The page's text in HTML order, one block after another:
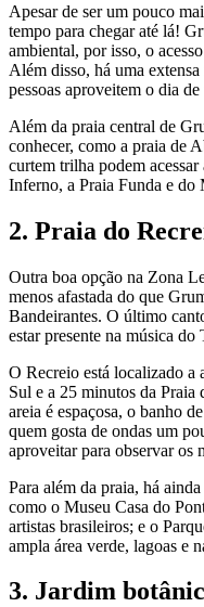
Apesar de ser um pouco
tempo para chegar até lá!
ambiental, por isso, o
Além disso, há uma
pessoas aproveitem o dia
Além da praia central de
conhecer, como a praia de
curtem trilha podem
Inferno, a Praia Funda e do
2. Praia do
Outra boa opção na Zona
menos afastada do que
Bandeirantes. O último
estar presente na música do
O Recreio está localizado a
Sul e a 25 minutos da
areia é espaçosa, o banho
quem gosta de ondas um
aproveitar para observar os
Para além da praia, há
como o Museu Casa do
artistas brasileiros; e o
ampla área verde, lagoas e
3. Jardim